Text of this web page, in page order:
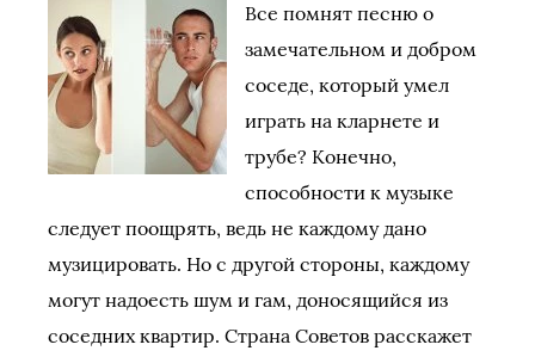
Все помнят песню о
замечательном и добром
соседе, который умел
играть на кларнете и
трубе? Конечно,
способности к музыке
следует поощрять, ведь не каждому дано
музицировать. Но с другой стороны, каждому
могут надоесть шум и гам, доносящийся из
соседних квартир. Страна Советов расскажет